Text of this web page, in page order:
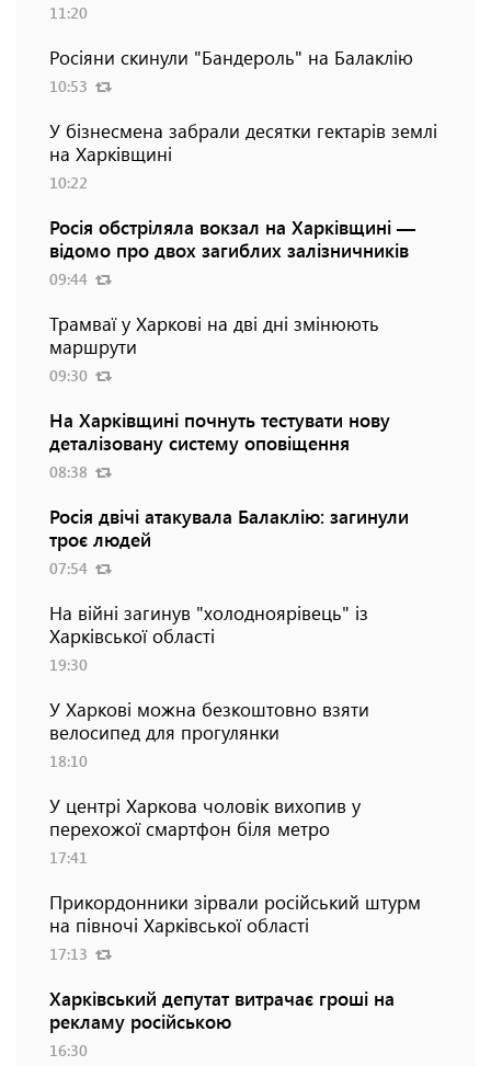
11:20
Росіяни скинули "Бандероль" на Балаклію
10:53
У бізнесмена забрали десятки гектарів землі
на Харківщині
10:22
Росія обстріляла вокзал на Харківщині —
відомо про двох загиблих залізничників
09:44
Трамваї у Харкові на дві дні змінюють
маршрути
09:30
На Харківщині почнуть тестувати нову
деталізовану систему оповіщення
08:38
Росія двічі атакувала Балаклію: загинули
троє людей
07:54
На війні загинув "холодноярівець" із
Харківської області
19:30
У Харкові можна безкоштовно взяти
велосипед для прогулянки
18:10
У центрі Харкова чоловік вихопив у
перехожої смартфон біля метро
17:41
Прикордонники зірвали російський штурм
на півночі Харківської області
17:13
Харківський депутат витрачає гроші на
рекламу російською
16:30